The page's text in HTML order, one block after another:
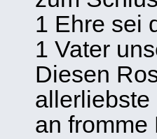
1 Ehre sei
1 Vater
Diesen
allerliebste
an fromme